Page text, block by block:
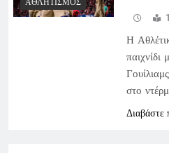
Η
στο
Διαβάστε